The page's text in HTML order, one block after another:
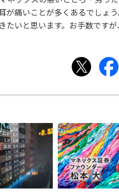
が痛いことが多くあるでしょ
たいと思います。お手数です